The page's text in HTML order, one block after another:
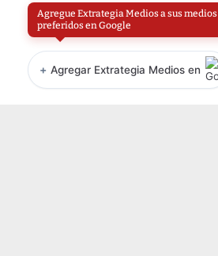
Agregue Extrategia Medios a sus medios
preferidos en Google
+ Agregar Extrategia Medios en